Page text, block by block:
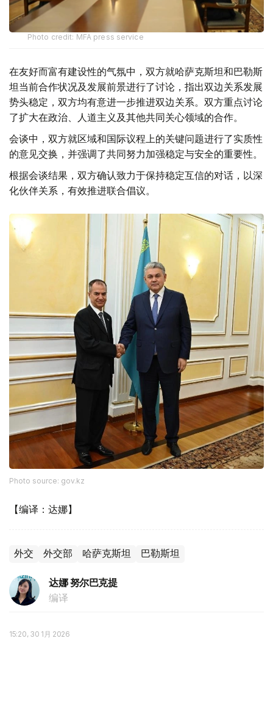
Photo credit: MFA press service
在友好而富有建设性的气氛中，双方就哈萨克斯坦和巴勒斯
坦当前合作状况及发展前景进行了讨论，指出双边关系发展
势头稳定，双方均有意进一步推进双边关系。双方重点讨论
了扩大在政治、人道主义及其他共同关心领域的合作。
会谈中，双方就区域和国际议程上的关键问题进行了实质性
的意见交换，并强调了共同努力加强稳定与安全的重要性。
根据会谈结果，双方确认致力于保持稳定互信的对话，以深
化伙伴关系，有效推进联合倡议。
Photo source: gov.kz
【编译：达娜】
外交 外交部 哈萨克斯坦 巴勒斯坦
达娜 努尔巴克提
编译
15:20, 30 1月 2026